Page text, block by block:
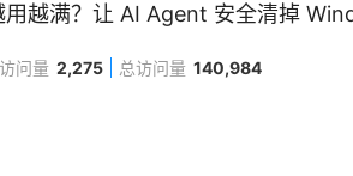
用越满？让 AI Agent 安全清掉
问量 2,275 总访问量 140,984